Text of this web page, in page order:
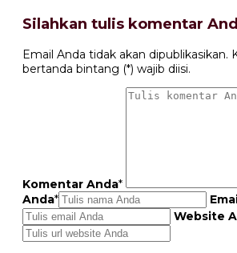
Silahkan tulis komentar
Email Anda tidak akan dipublikasikan.
bertanda bintang (*) wajib diisi.
Komentar Anda*
Anda*
Website